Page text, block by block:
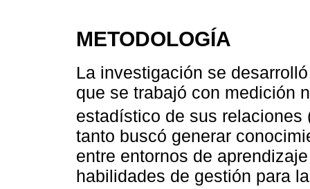
METODOLOGÍA
La investigación se
que se trabajó con medición
estadístico de sus relaciones
tanto buscó generar
entre entornos de
habilidades de gestión para